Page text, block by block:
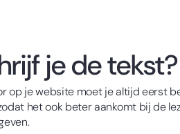
je de tekst?
op je website moet je altijd eerst
het ook beter aankomt bij de